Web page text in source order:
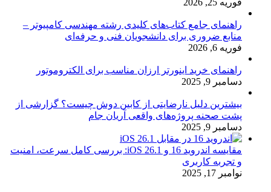
راهنمای جامع کتاب‌های کلیدی رشته مهندسی کامپیوتر –
منابع ضروری برای دانشجویان فنی و حرفه‌ای
فوریه 6, 2026
راهنمای خرید اینورتر ارزان مناسب برای الکتروموتور
دسامبر 9, 2025
بیشترین دلیل نارضایتی از کابین دوش چیست؟ گزارشی از
پشت صحنه پروژه‌های واقعی آریان جام
دسامبر 9, 2025
مقایسه اندروید 16 و iOS 26.1: بررسی کامل سرعت، امنیت
و تجربه کاربری
نوامبر 17, 2025